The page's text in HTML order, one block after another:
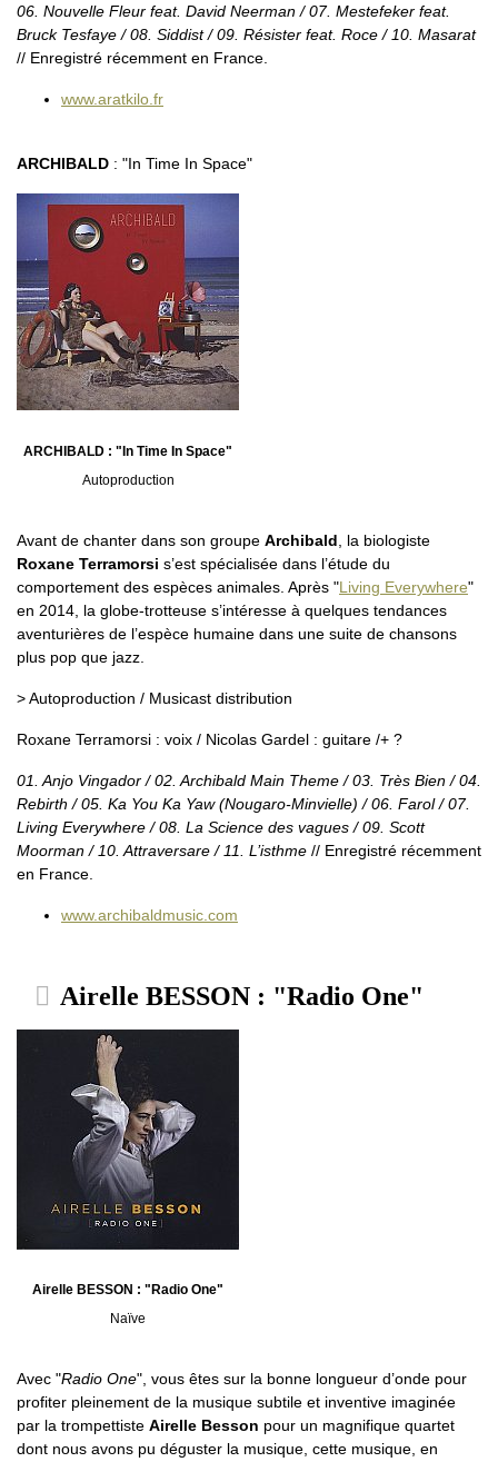
06. Nouvelle Fleur feat. David Neerman / 07. Mestefeker feat.
Bruck Tesfaye / 08. Siddist / 09. Résister feat. Roce / 10. Masarat
// Enregistré récemment en France.
www.aratkilo.fr
ARCHIBALD : "In Time In Space"
ARCHIBALD : "In Time In Space"
Autoproduction
Avant de chanter dans son groupe Archibald , la biologiste
Roxane Terramorsi s’est spécialisée dans l’étude du
comportement des espèces animales. Après "Living Everywhere"
en 2014, la globe-trotteuse s’intéresse à quelques tendances
aventurières de l’espèce humaine dans une suite de chansons
plus pop que jazz.
> Autoproduction / Musicast distribution
Roxane Terramorsi : voix / Nicolas Gardel : guitare /+ ?
01. Anjo Vingador / 02. Archibald Main Theme / 03. Très Bien / 04.
Rebirth / 05. Ka You Ka Yaw (Nougaro-Minvielle) / 06. Farol / 07.
Living Everywhere / 08. La Science des vagues / 09. Scott
Moorman / 10. Attraversare / 11. L’isthme // Enregistré récemment
en France.
www.archibaldmusic.com
Airelle BESSON : "Radio One"
Airelle BESSON : "Radio One"
Naïve
Avec "Radio One", vous êtes sur la bonne longueur d’onde pour
profiter pleinement de la musique subtile et inventive imaginée
par la trompettiste Airelle Besson pour un magnifique quartet
dont nous avons pu déguster la musique, cette musique, en